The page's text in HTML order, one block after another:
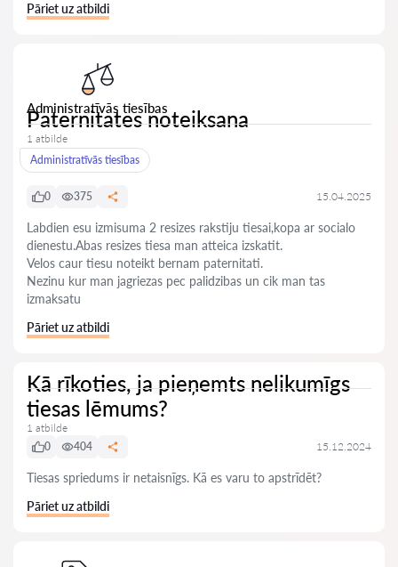
Pāriet uz atbildi
Administratīvās tiesības
Paternitates noteiksana
1 atbilde
Administratīvās tiesības
0 375 15.04.2025
Labdien esu izmisuma 2 resizes rakstiju tiesai,kopa ar socialo
dienestu.Abas resizes tiesa man atteica izskatit.
Velos caur tiesu noteikt bernam paternitati.
Nezinu kur man jagriezas pec palidzibas un cik man tas
izmaksatu
Pāriet uz atbildi
Kā rīkoties, ja pieņemts nelikumīgs
tiesas lēmums?
1 atbilde
0
404 15.12.2024
Tiesas spriedums ir netaisnīgs. Kā es varu to apstrīdēt?
Pāriet uz atbildi